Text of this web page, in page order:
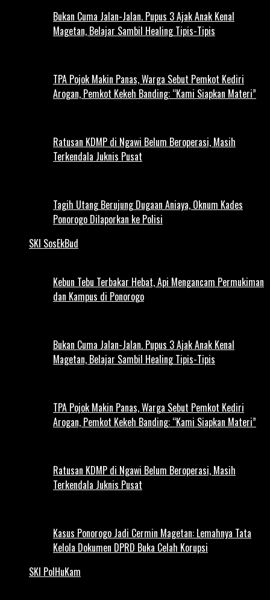
Bukan Cuma Jalan-Jalan. Pupus 3 Ajak Anak Kenal
Magetan, Belajar Sambil Healing Tipis-Tipis
TPA Pojok Makin Panas, Warga Sebut Pemkot Kediri
Arogan, Pemkot Kekeh Banding: “Kami Siapkan Materi”
Ratusan KDMP di Ngawi Belum Beroperasi, Masih
Terkendala Juknis Pusat
Tagih Utang Berujung Dugaan Aniaya, Oknum Kades
Ponorogo Dilaporkan ke Polisi
SKI SosEkBud
Kebun Tebu Terbakar Hebat, Api Mengancam Permukiman
dan Kampus di Ponorogo
Bukan Cuma Jalan-Jalan. Pupus 3 Ajak Anak Kenal
Magetan, Belajar Sambil Healing Tipis-Tipis
TPA Pojok Makin Panas, Warga Sebut Pemkot Kediri
Arogan, Pemkot Kekeh Banding: “Kami Siapkan Materi”
Ratusan KDMP di Ngawi Belum Beroperasi, Masih
Terkendala Juknis Pusat
Kasus Ponorogo Jadi Cermin Magetan: Lemahnya Tata
Kelola Dokumen DPRD Buka Celah Korupsi
SKI PolHuKam